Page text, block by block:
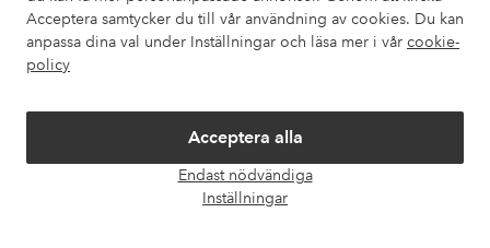
Acceptera samtycker du till vår användning av cookies. Du kan
anpassa dina val under Inställningar och läsa mer i vår cookie-
policy
Acceptera alla
Endast nödvändiga
Inställningar
Om Ellos